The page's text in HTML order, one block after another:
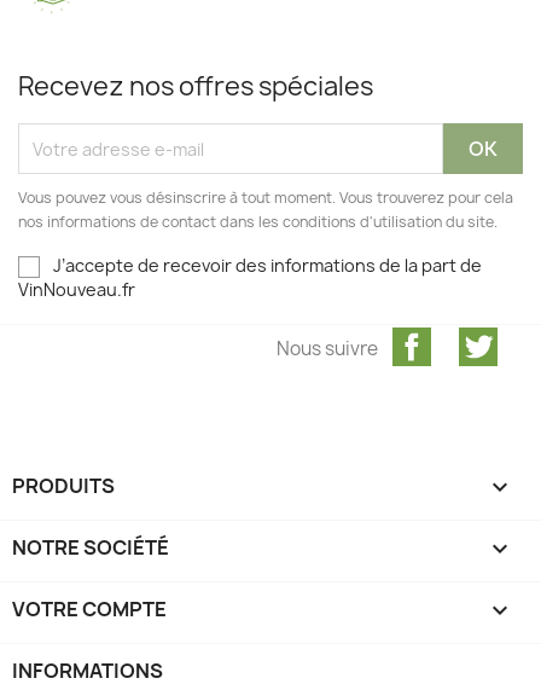
Recevez nos offres spéciales
Vous pouvez vous désinscrire à tout moment. Vous trouverez pour cela
nos informations de contact dans les conditions d'utilisation du site.
J’accepte de recevoir des informations de la part de
VinNouveau.fr
Facebook
Nous suivre
PRODUITS 
NOTRE SOCIÉTÉ 
VOTRE COMPTE 
INFORMATIONS